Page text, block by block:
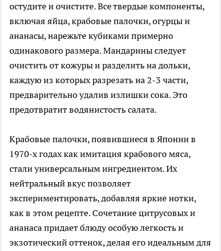
остудите и очистите. Все твердые компоненты,
включая яйца, крабовые палочки, огурцы и
ананасы, нарежьте кубиками примерно
одинакового размера. Мандарины следует
очистить от кожуры и разделить на дольки,
каждую из которых разрезать на 2-3 части,
предварительно удалив излишки сока. Это
предотвратит водянистость салата.
Крабовые палочки, появившиеся в Японии в
1970-х годах как имитация крабового мяса,
стали универсальным ингредиентом. Их
нейтральный вкус позволяет
экспериментировать, добавляя яркие нотки,
как в этом рецепте. Сочетание цитрусовых и
ананаса придает блюду особую легкость и
экзотический оттенок, делая его идеальным для